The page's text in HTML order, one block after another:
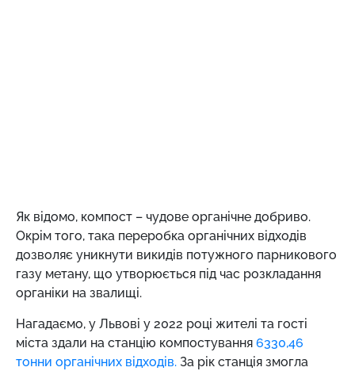
Як відомо, компост – чудове органічне добриво.
Окрім того, така переробка органічних відходів
дозволяє уникнути викидів потужного парникового
газу метану, що утворюється під час розкладання
органіки на звалищі.
Нагадаємо, у Львові у 2022 році жителі та гості
міста здали на станцію компостування 6330,46
тонни органічних відходів. За рік станція змогла